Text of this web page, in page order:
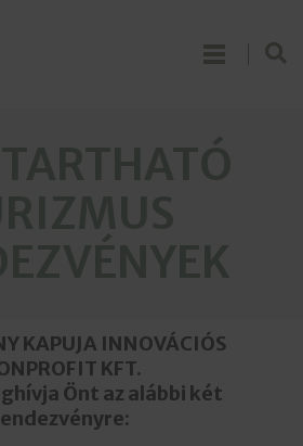
KAPUJA INNOVÁCIÓS
KFT.
Önt az alábbi két